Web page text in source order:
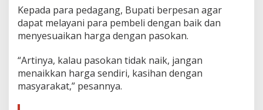
f
t
r
Kepada para pedagang, Bupati berpesan agar
dapat melayani para pembeli dengan baik dan
menyesuaikan harga dengan pasokan.
“Artinya, kalau pasokan tidak naik, jangan
menaikkan harga sendiri, kasihan dengan
masyarakat,” pesannya.